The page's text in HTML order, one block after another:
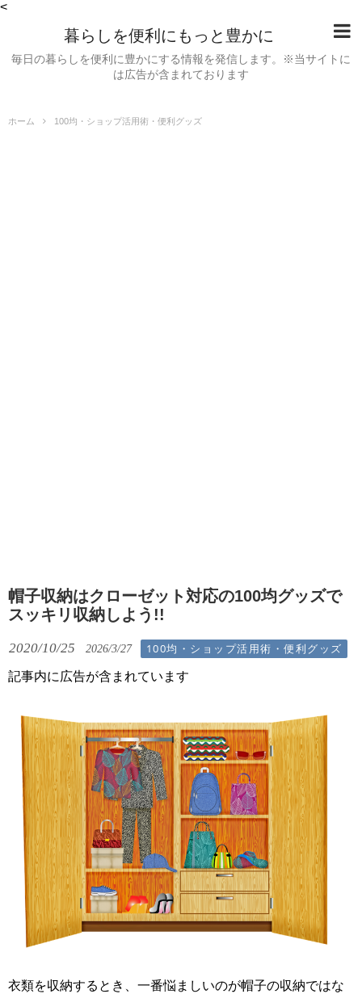
<
暮らしを便利にもっと豊かに
毎日の暮らしを便利に豊かにする情報を発信します。※当サイトに
は広告が含まれております
ホーム 100均・ショップ活用術・便利グッズ
帽子収納はクローゼット対応の100均グッズで
スッキリ収納しよう!!
2020/10/25 2026/3/27 100均・ショップ活用術・便利グッズ
記事内に広告が含まれています
衣類を収納するとき、一番悩ましいのが帽子の収納ではな